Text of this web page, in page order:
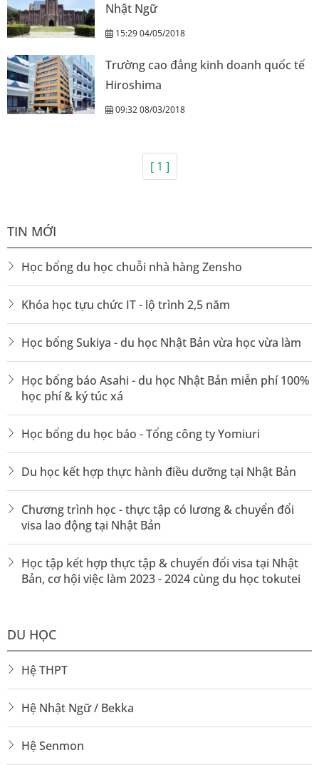
Nhật Ngữ
15:29 04/05/2018
Trường cao đẳng kinh doanh quốc tế
Hiroshima
09:32 08/03/2018
[ 1 ]
TIN MỚI
Học bổng du học chuỗi nhà hàng Zensho
Khóa học tựu chức IT - lộ trình 2,5 năm
Học bổng Sukiya - du học Nhật Bản vừa học vừa làm
Học bổng báo Asahi - du học Nhật Bản miễn phí 100%
học phí & ký túc xá
Học bổng du học báo - Tổng công ty Yomiuri
Du học kết hợp thực hành điều dưỡng tại Nhật Bản
Chương trình học - thực tập có lương & chuyển đổi
visa lao động tại Nhật Bản
Học tập kết hợp thực tập & chuyển đổi visa tại Nhật
Bản, cơ hội việc làm 2023 - 2024 cùng du học tokutei
DU HỌC
Hệ THPT
Hệ Nhật Ngữ / Bekka
Hệ Senmon